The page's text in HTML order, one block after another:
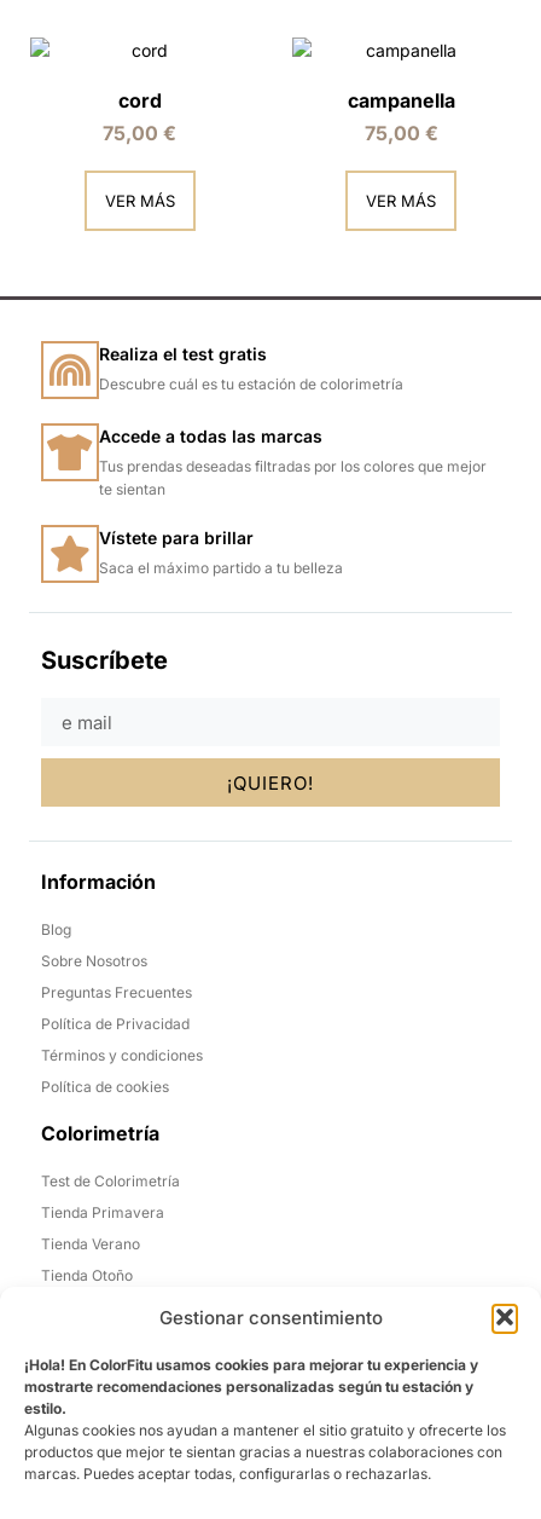
Gestionar consentimiento
¡Hola! En ColorFitu usamos cookies para mejorar tu experiencia y
mostrarte recomendaciones personalizadas según tu estación y
estilo.
Algunas cookies nos ayudan a mantener el sitio gratuito y ofrecerte los
productos que mejor te sientan gracias a nuestras colaboraciones con
marcas. Puedes aceptar todas, configurarlas o rechazarlas.
cord
75,00€
VER MÁS
campanella
75,00 €
VER MÁS
Realiza el test gratis
Descubre cuál es tu estación de colorimetría
Accede a todas las marcas
Tus prendas deseadas filtradas por los colores que mejor
te sientan
Vístete para brillar
Saca el máximo partido a tu belleza
Suscríbete
¡QUIERO!
Información
Blog
Sobre Nosotros
Preguntas Frecuentes
Política de Privacidad
Términos y condiciones
Política de cookies
Colorimetría
Test de Colorimetría
Tienda Primavera
Tienda Verano
Tienda Otoño
Informacion de Contacto
Madrid, España
Email: laura@colorfitu.com
Sobre Nosotros